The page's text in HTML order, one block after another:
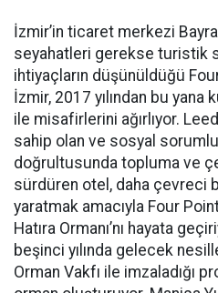
İzmir’in ticaret merkezi
seyahatleri gerekse turistik
ihtiyaçların düşünüldüğü
İzmir, 2017 yılından bu yana
ile misafirlerini ağırlıyor.
sahip olan ve sosyal
doğrultusunda topluma ve
sürdüren otel, daha çevreci
yaratmak amacıyla Four
Hatıra Ormanı’nı hayata
beşinci yılında gelecek
Orman Vakfı ile imzaladığı